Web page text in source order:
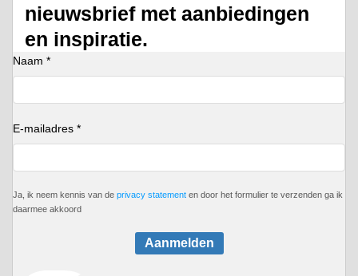
nieuwsbrief met aanbiedingen
en inspiratie.
Naam *
E-mailadres *
Ja, ik neem kennis van de privacy statement en door het formulier te verzenden ga ik
daarmee akkoord
Aanmelden